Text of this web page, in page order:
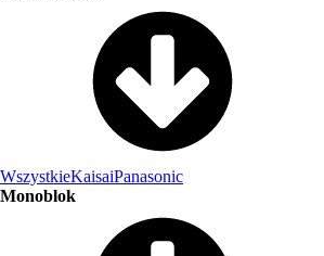
WszystkieKaisaiPanasonic
Monoblok